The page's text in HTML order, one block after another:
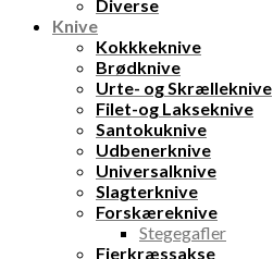
Diverse
Knive
Kokkkeknive
Brødknive
Urte- og Skrælleknive
Filet-og Lakseknive
Santokuknive
Udbenerknive
Universalknive
Slagterknive
Forskæreknive
Stegegafler
Fjerkræssakse